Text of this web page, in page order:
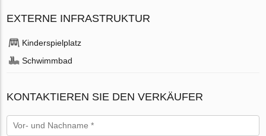
EXTERNE INFRASTRUKTUR
Kinderspielplatz
Schwimmbad
KONTAKTIEREN SIE DEN VERKÄUFER